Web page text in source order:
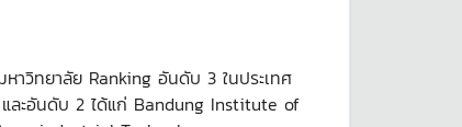
าวิทยาลัย Ranking อันดับ 3 ในประเทศ
และอันดับ 2 ได้แก่ Bandung Institute of